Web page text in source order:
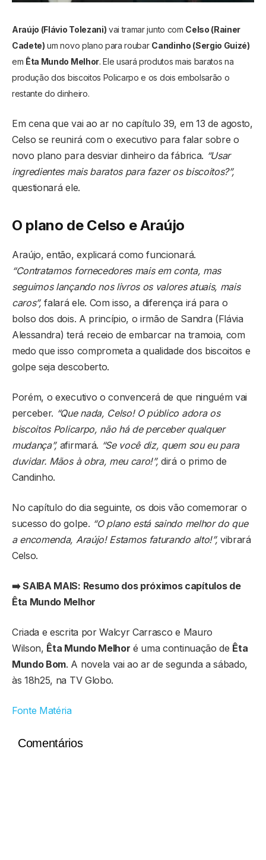
Araújo (Flávio Tolezani) vai tramar junto com Celso (Rainer
Cadete) um novo plano para roubar Candinho (Sergio Guizé)
em Êta Mundo Melhor. Ele usará produtos mais baratos na
produção dos biscoitos Policarpo e os dois embolsarão o
restante do dinheiro.
Em cena que vai ao ar no capítulo 39, em 13 de agosto,
Celso se reunirá com o executivo para falar sobre o
novo plano para desviar dinheiro da fábrica. “Usar
ingredientes mais baratos para fazer os biscoitos?”,
questionará ele.
O plano de Celso e Araújo
Araújo, então, explicará como funcionará.
“Contratamos fornecedores mais em conta, mas
seguimos lançando nos livros os valores atuais, mais
caros”, falará ele. Com isso, a diferença irá para o
bolso dos dois. A princípio, o irmão de Sandra (Flávia
Alessandra) terá receio de embarcar na tramoia, com
medo que isso comprometa a qualidade dos biscoitos e
golpe seja descoberto.
Porém, o executivo o convencerá de que ninguém vai
perceber. “Que nada, Celso! O público adora os
biscoitos Policarpo, não há de perceber qualquer
mudança”, afirmará. “Se você diz, quem sou eu para
duvidar. Mãos à obra, meu caro!”, dirá o primo de
Candinho.
No capítulo do dia seguinte, os dois vão comemorar o
sucesso do golpe. “O plano está saindo melhor do que
a encomenda, Araújo! Estamos faturando alto!”, vibrará
Celso.
➡️ SAIBA MAIS: Resumo dos próximos capítulos de
Êta Mundo Melhor
Criada e escrita por Walcyr Carrasco e Mauro
Wilson, Êta Mundo Melhor é uma continuação de Êta
Mundo Bom. A novela vai ao ar de segunda a sábado,
às 18h25, na TV Globo.
Fonte Matéria
Comentários